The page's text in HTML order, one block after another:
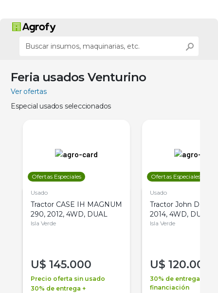
Feria usados Venturino
Ver ofertas
Especial usados seleccionados
Ofertas Especiales
Usado
Tractor CASE IH MAGNUM
290, 2012, 4WD, DUAL
Isla Verde
U$ 145.000
Precio oferta sin usado
30% de entrega +
Ofertas Especiales
Usado
Tractor John Deere
2014, 4WD, DUAL
Isla Verde
U$ 120.000
30% de entrega +
financiación